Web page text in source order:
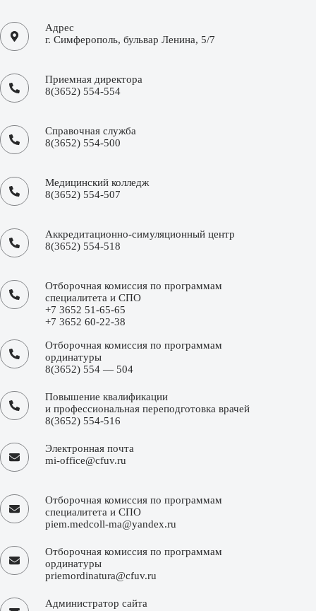
Адрес
г. Симферополь, бульвар Ленина, 5/7
Приемная директора
8(3652) 554-554
Справочная служба
8(3652) 554-500
Медицинский колледж
8(3652) 554-507
Аккредитационно-симуляционный центр
8(3652) 554-518
Отборочная комиссия по программам
специалитета и СПО
+7 3652 51-65-65
+7 3652 60-22-38
Отборочная комиссия по программам
ординатуры
8(3652) 554 — 504
Повышение квалификации
и профессиональная переподготовка врачей
8(3652) 554-516
Электронная почта
mi-office@cfuv.ru
Отборочная комиссия по программам
специалитета и СПО
piem.medcoll-ma@yandex.ru
Отборочная комиссия по программам
ординатуры
priemordinatura@cfuv.ru
Администратор сайта